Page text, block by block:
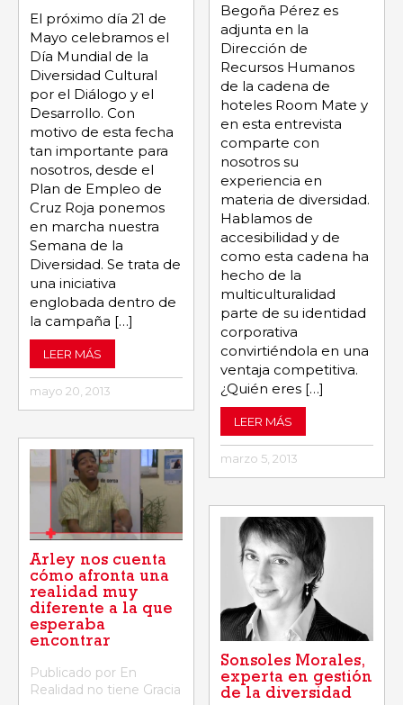
El próximo día 21 de
Mayo celebramos el
Día Mundial de la
Diversidad Cultural
por el Diálogo y el
Desarrollo. Con
motivo de esta fecha
tan importante para
nosotros, desde el
Plan de Empleo de
Cruz Roja ponemos
en marcha nuestra
Semana de la
Diversidad. Se trata de
una iniciativa
englobada dentro de
la campaña […]
LEER MÁS
mayo 20, 2013
Arley nos cuenta
cómo afronta una
realidad muy
diferente a la que
esperaba
encontrar
Publicado por En
Realidad no tiene Gracia
Begoña Pérez es
adjunta en la
Dirección de
Recursos Humanos
de la cadena de
hoteles Room Mate y
en esta entrevista
comparte con
nosotros su
experiencia en
materia de diversidad.
Hablamos de
accesibilidad y de
como esta cadena ha
hecho de la
multiculturalidad
parte de su identidad
corporativa
convirtiéndola en una
ventaja competitiva.
¿Quién eres […]
LEER MÁS
marzo 5, 2013
Sonsoles Morales,
experta en gestión
de la diversidad